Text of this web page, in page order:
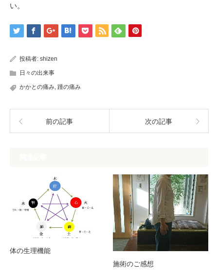
い。
投稿者: shizen
日々の出来事
かかとの痛み, 踵の痛み
前の記事 次の記事
体の生理機能
施術のご感想